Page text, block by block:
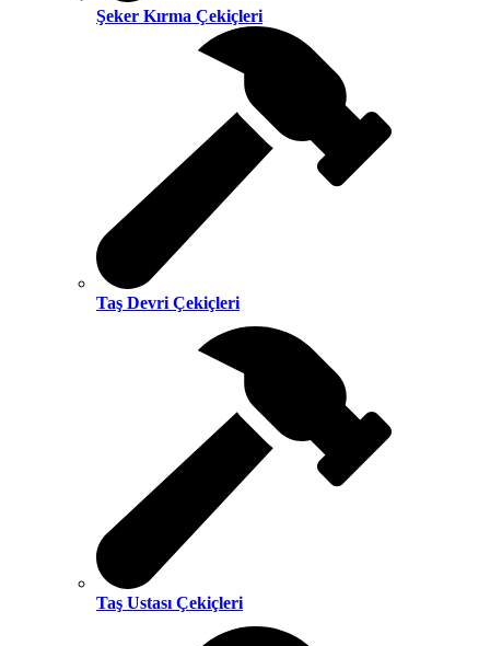
Şeker Kırma Çekiçleri
Taş Devri Çekiçleri
Taş Ustası Çekiçleri